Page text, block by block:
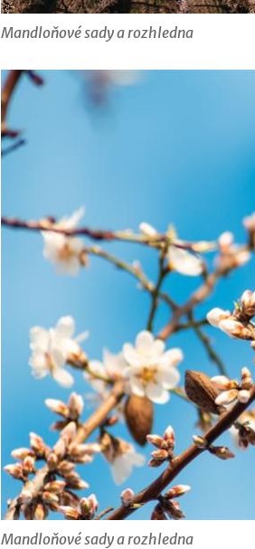
Mandloňové sady a rozhledna
Mandloňové sady a rozhledna